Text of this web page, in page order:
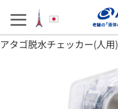
アフターサポート
製品を選ぶ
アタゴ脱水チェッカー(人用)